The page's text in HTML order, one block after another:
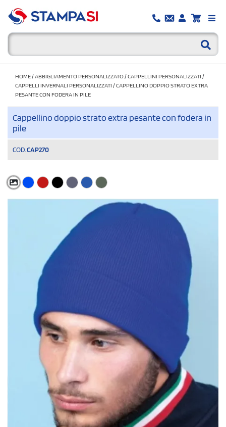
HOME/ABBIGLIAMENTO PERSONALIZZATO/CAPPELLINI PERSONALIZZATI /
CAPPELLI INVERNALI PERSONALIZZATI /CAPPELLINO DOPPIO STRATO EXTRA
PESANTE CON FODERA IN PILE
Cappellino doppio strato extra pesante con fodera in
pile
COD. CAP270